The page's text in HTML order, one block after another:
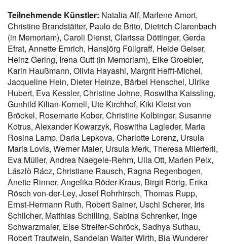
Teilnehmende Künstler: Natalia Alf, Marlene Amort,
Christine Brandstätter, Paulo de Brito, Dietrich Clarenbach
(in Memoriam), Caroli Dienst, Clarissa Döttinger, Gerda
Efrat, Annette Emrich, Hansjörg Füllgraff, Heide Geiser,
Heinz Gering, Irena Gutt (in Memoriam), Elke Groebler,
Karin Haußmann, Olivia Hayashi, Margrit Hefft-Michel,
Jacqueline Hein, Dieter Heinze, Bärbel Henschel, Ulrike
Hubert, Eva Kessler, Christine Johne, Roswitha Kaissling,
Gunhild Kilian-Kornell, Ute Kirchhof, Kiki Kleist von
Bröckel, Rosemarie Kober, Christine Kolbinger, Susanne
Kotrus, Alexander Kowarzyk, Roswitha Lagleder, Maria
Rosina Lamp, Daria Lepkova, Charlotte Lorenz, Ursula
Maria Lovis, Werner Maier, Ursula Merk, Theresa Milerferli,
Eva Müller, Andrea Naegele-Rehm, Ulla Ott, Marlen Peix,
Lászlò Rácz, Christiane Rausch, Ragna Regenbogen,
Anette Rinner, Angelika Röder-Kraus, Birgit Rörig, Erika
Rösch von-der-Ley, Josef Rohrhirsch, Thomas Rupp,
Ernst-Hermann Ruth, Robert Sainer, Uschi Scherer, Iris
Schilcher, Matthias Schilling, Sabina Schrenker, Inge
Schwarzmaier, Else Streifer-Schröck, Sadhya Suthau,
Robert Trautwein, Sandelan Walter Wirth, Bia Wunderer